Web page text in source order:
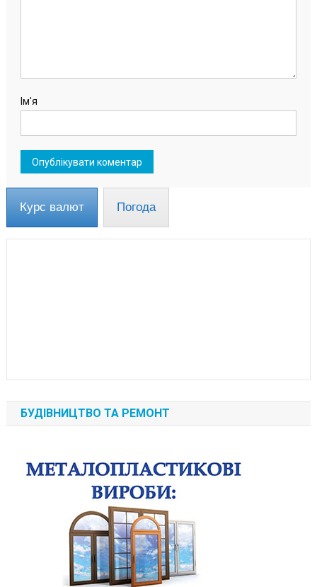
Ім'я
Курс валют Погода
БУДІВНИЦТВО ТА РЕМОНТ